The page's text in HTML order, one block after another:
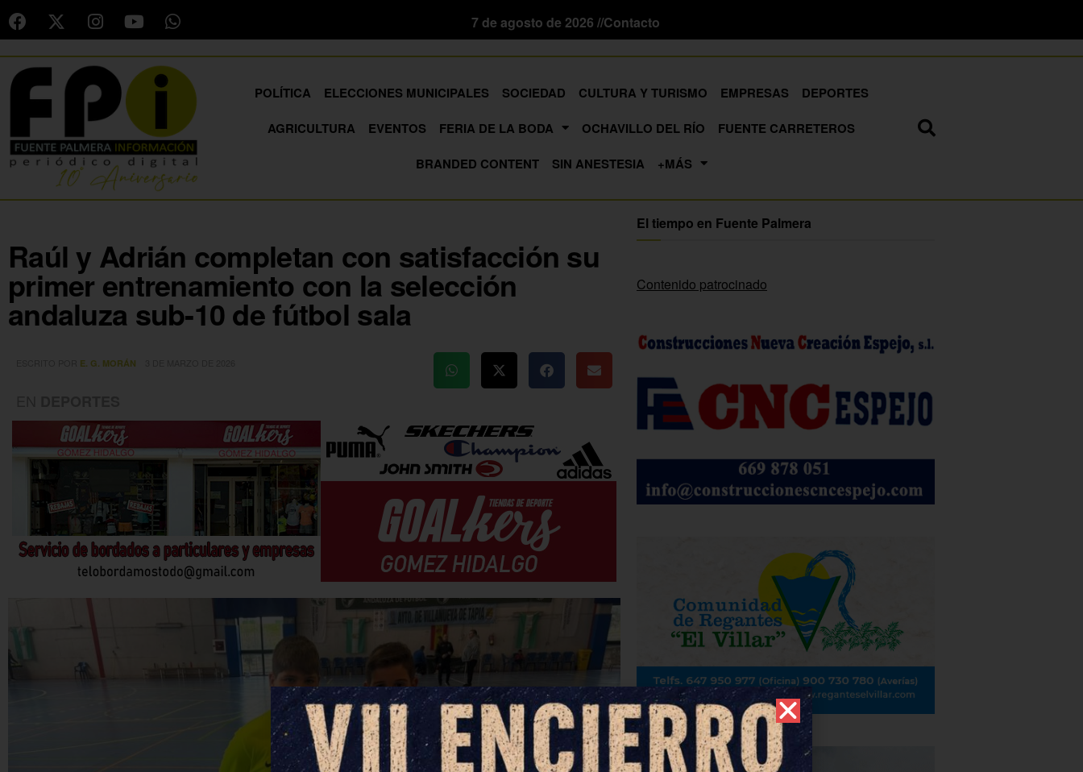
7 de agosto de 2026 //Contacto
POLÍTICA ELECCIONES MUNICIPALES SOCIEDAD CULTURA Y TURISMO EMPRESAS
DEPORTES
AGRICULTURA
EVENTOS FERIA DE LA BODA OCHAVILLO DEL RÍO
FUENTE CARRETEROS
BRANDED CONTENT
SIN ANESTESIA +MÁS
Raúl y Adrián completan con satisfacción su
primer entrenamiento con la selección
andaluza sub-10 de fútbol sala
E. G. MORÁN
El tiempo en Fuente Palmera
Contenido patrocinado